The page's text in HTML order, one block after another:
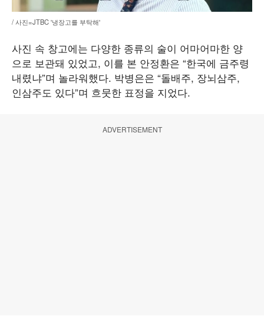
/ 사진=JTBC '냉장고를 부탁해'
사진 속 창고에는 다양한 종류의 술이 어마어마한 양
으로 보관돼 있었고, 이를 본 안정환은 “한국에 금주령
내렸냐”며 놀라워했다. 박병은은 “돌배주, 장뇌삼주,
인삼주도 있다”며 흐뭇한 표정을 지었다.
ADVERTISEMENT